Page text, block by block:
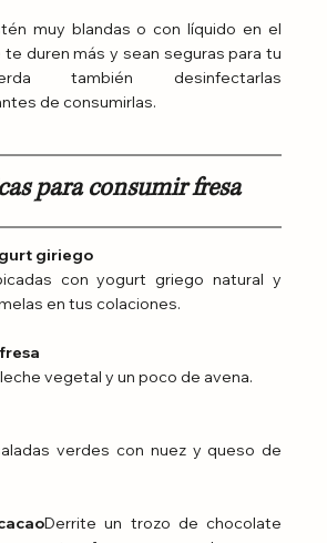
muy blandas o con líquido en el
duren más y sean seguras para tu
también desinfectarlas
de consumirlas.
para consumir fresa
giriego
con yogurt griego natural y
en tus colaciones.
vegetal y un poco de avena.
verdes con nuez y queso de
Derrite un trozo de chocolate